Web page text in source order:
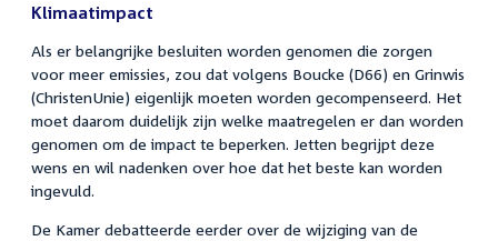
Klimaatimpact
Als er belangrijke besluiten worden genomen die zorgen
voor meer emissies, zou dat volgens Boucke (D66) en Grinwis
(ChristenUnie) eigenlijk moeten worden gecompenseerd. Het
moet daarom duidelijk zijn welke maatregelen er dan worden
genomen om de impact te beperken. Jetten begrijpt deze
wens en wil nadenken over hoe dat het beste kan worden
ingevuld.
De Kamer debatteerde eerder over de wijziging van de